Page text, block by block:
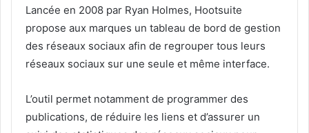
Lancée en 2008 par Ryan Holmes, Hootsuite
propose aux marques un tableau de bord de gestion
des réseaux sociaux afin de regrouper tous leurs
réseaux sociaux sur une seule et même interface.
L’outil permet notamment de programmer des
publications, de réduire les liens et d’assurer un